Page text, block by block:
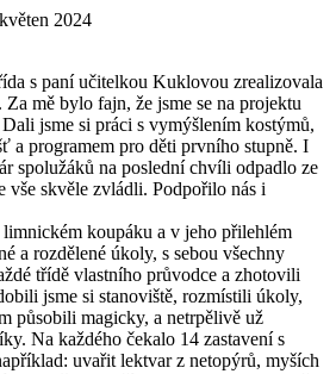
2024
s paní učitelkou Kuklovou zrealizovala
mě bylo fajn, že jsme se na projektu
jsme si práci s vymýšlením kostýmů,
a programem pro děti prvního stupně. I
spolužáků na poslední chvíli odpadlo ze
vše skvěle zvládli. Podpořilo nás i
koupáku a v jeho přilehlém
a rozdělené úkoly, s sebou všechny
třídě vlastního průvodce a zhotovili
jsme si stanoviště, rozmístili úkoly,
působili magicky, a netrpělivě už
Na každého čekalo 14 zastavení s
uvařit lektvar z netopýrů, myších